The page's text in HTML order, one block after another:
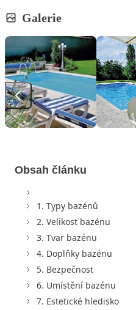
Galerie
Obsah článku
1. Typy bazénů
2. Velikost bazénu
3. Tvar bazénu
4. Doplňky bazénu
5. Bezpečnost
6. Umístění bazénu
7. Estetické hledisko